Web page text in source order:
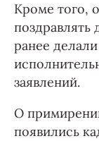
Кроме того,
поздравлять
ранее
заявлений.
О
появились